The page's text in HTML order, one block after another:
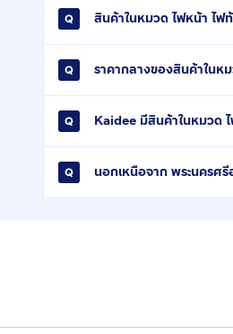
สินค้าในหมวด ไฟหน้า ไฟ
ราคากลางของสินค้าในห
Kaidee มีสินค้าในหมวด
นอกเหนือจาก พระนครศ